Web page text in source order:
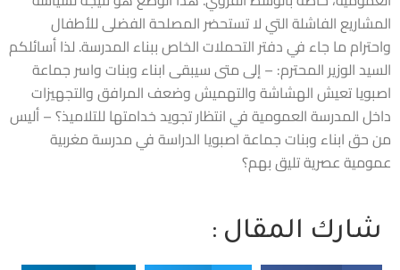
المشاريع الفاشلة التي لا تستحضر المصلحة الفضلى للأطفال
واحترام ما جاء في دفتر التحملات الخاص ببناء المدرسة. لذا أسائلكم
السيد الوزير المحترم: – إلى متى سيبقى ابناء وبنات واسر جماعة
اصبويا تعيش الهشاشة والتهميش وضعف المرافق والتجهيزات
داخل المدرسة العمومية في انتظار تجويد خدامتها للتلاميذ؟ – أليس
من حق ابناء وبنات جماعة اصبويا الدراسة في مدرسة مغربية
عمومية عصرية تليق بهم؟
شارك المقال :